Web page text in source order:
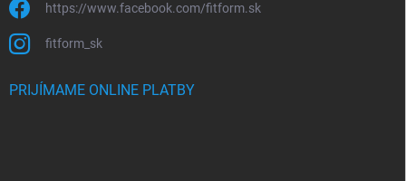
https://www.facebook.com/fitform.sk
fitform_sk
PRIJÍMAME ONLINE PLATBY